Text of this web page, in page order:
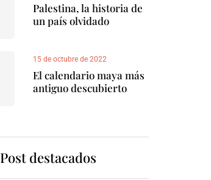
Palestina, la historia de
un país olvidado
15 de octubre de 2022
El calendario maya más
antiguo descubierto
Post destacados